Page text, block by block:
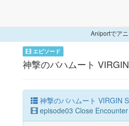
Aniportでアニ
エピソード
神撃のバハムート
神撃のバハムート VIRGIN
episode03 Close Encounter